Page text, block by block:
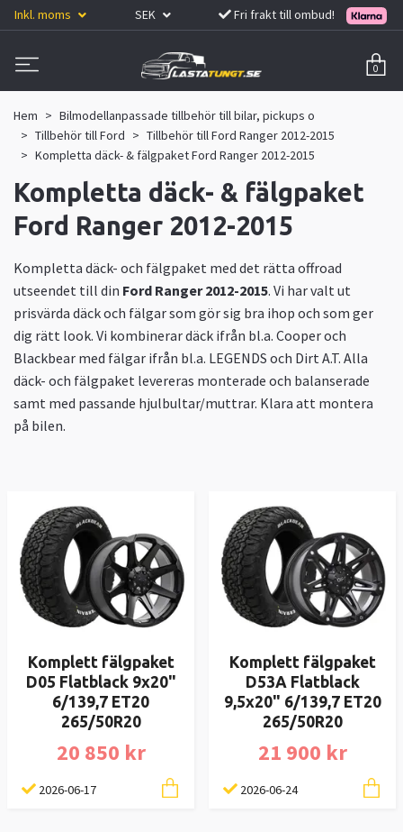
Inkl. moms SEK Fri frakt till ombud!
0
Hem
Bilmodellanpassade tillbehör till bilar, pickups o
Tillbehör till Ford
Tillbehör till Ford Ranger 2012-2015
Kompletta däck- & fälgpaket Ford Ranger 2012-2015
Kompletta däck- & fälgpaket
Ford Ranger 2012-2015
Kompletta däck- och fälgpaket med det rätta offroad
utseendet till din Ford Ranger 2012-2015. Vi har valt ut
prisvärda däck och fälgar som gör sig bra ihop och som ger
dig rätt look. Vi kombinerar däck ifrån bl.a. Cooper och
Blackbear med fälgar ifrån bl.a. LEGENDS och Dirt A.T. Alla
däck- och fälgpaket levereras monterade och balanserade
samt med passande hjulbultar/muttrar. Klara att montera
på bilen.
Komplett fälgpaket
D05 Flatblack 9x20"
6/139,7 ET20
265/50R20
20 850 kr
2026-06-17
Komplett fälgpaket
D53A Flatblack
9,5x20" 6/139,7 ET20
265/50R20
21 900 kr
2026-06-24